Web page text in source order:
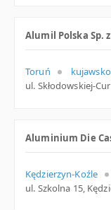
Alumil Polska Sp.
Toruń
Aluminium Die
Kędzierzyn-Koźle